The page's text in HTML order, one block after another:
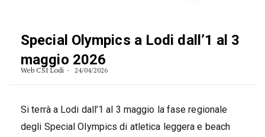
Special Olympics a Lodi dall’1 al 3
maggio 2026
Web CSI Lodi 24/04/2026
Si terrà a Lodi dall’1 al 3 maggio la fase regionale
degli Special Olympics di atletica leggera e beach